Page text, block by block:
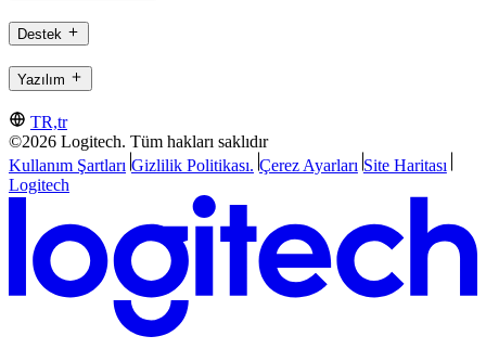
Destek
Yazılım
TR,tr
©2026 Logitech. Tüm hakları saklıdır
Kullanım Şartları Gizlilik Politikası. Çerez Ayarları Site Haritası
Logitech